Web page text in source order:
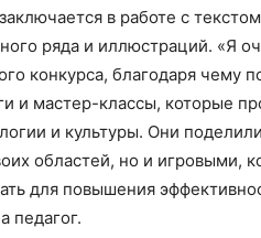
в работе с
ряда и иллюстраций. «Я
конкурса, благодаря
и мастер-классы, которые
и культуры. Они
областей, но и игровыми,
для повышения
педагог.